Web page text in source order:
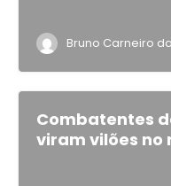
Bruno Carneiro
Combatentes
viram vilões no